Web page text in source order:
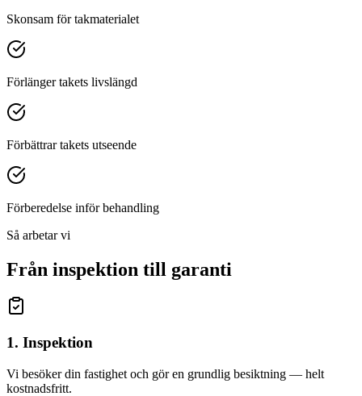
Skonsam för takmaterialet
Förlänger takets livslängd
Förbättrar takets utseende
Förberedelse inför behandling
Så arbetar vi
Från inspektion till garanti
1. Inspektion
Vi besöker din fastighet och gör en grundlig besiktning — helt
kostnadsfritt.